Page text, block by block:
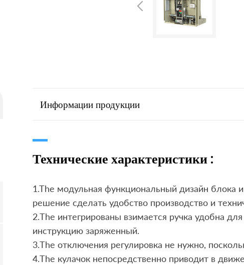
Информации продукции
Технические характеристики :
1.The модульная функциональный дизайн блока
решение сделать удобство производство и
2.The интегрированы взимается ручка удобна
инструкцию заряженный.
3.The отключения регулировка не нужно,
4.The кулачок непосредственно приводит в